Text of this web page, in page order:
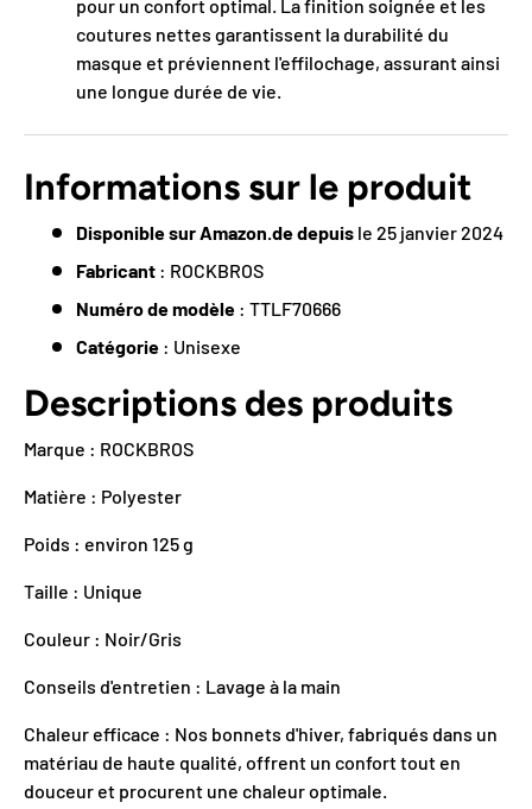
pour un confort optimal. La finition soignée et les
coutures nettes garantissent la durabilité du
masque et préviennent l'effilochage, assurant ainsi
une longue durée de vie.
Informations sur le produit
Disponible sur Amazon.de depuis le 25 janvier 2024
Fabricant : ROCKBROS
Numéro de modèle : TTLF70666
Catégorie : Unisexe
Descriptions des produits
Marque : ROCKBROS
Matière : Polyester
Poids : environ 125 g
Taille : Unique
Couleur : Noir/Gris
Conseils d'entretien : Lavage à la main
Chaleur efficace : Nos bonnets d'hiver, fabriqués dans un
matériau de haute qualité, offrent un confort tout en
douceur et procurent une chaleur optimale.